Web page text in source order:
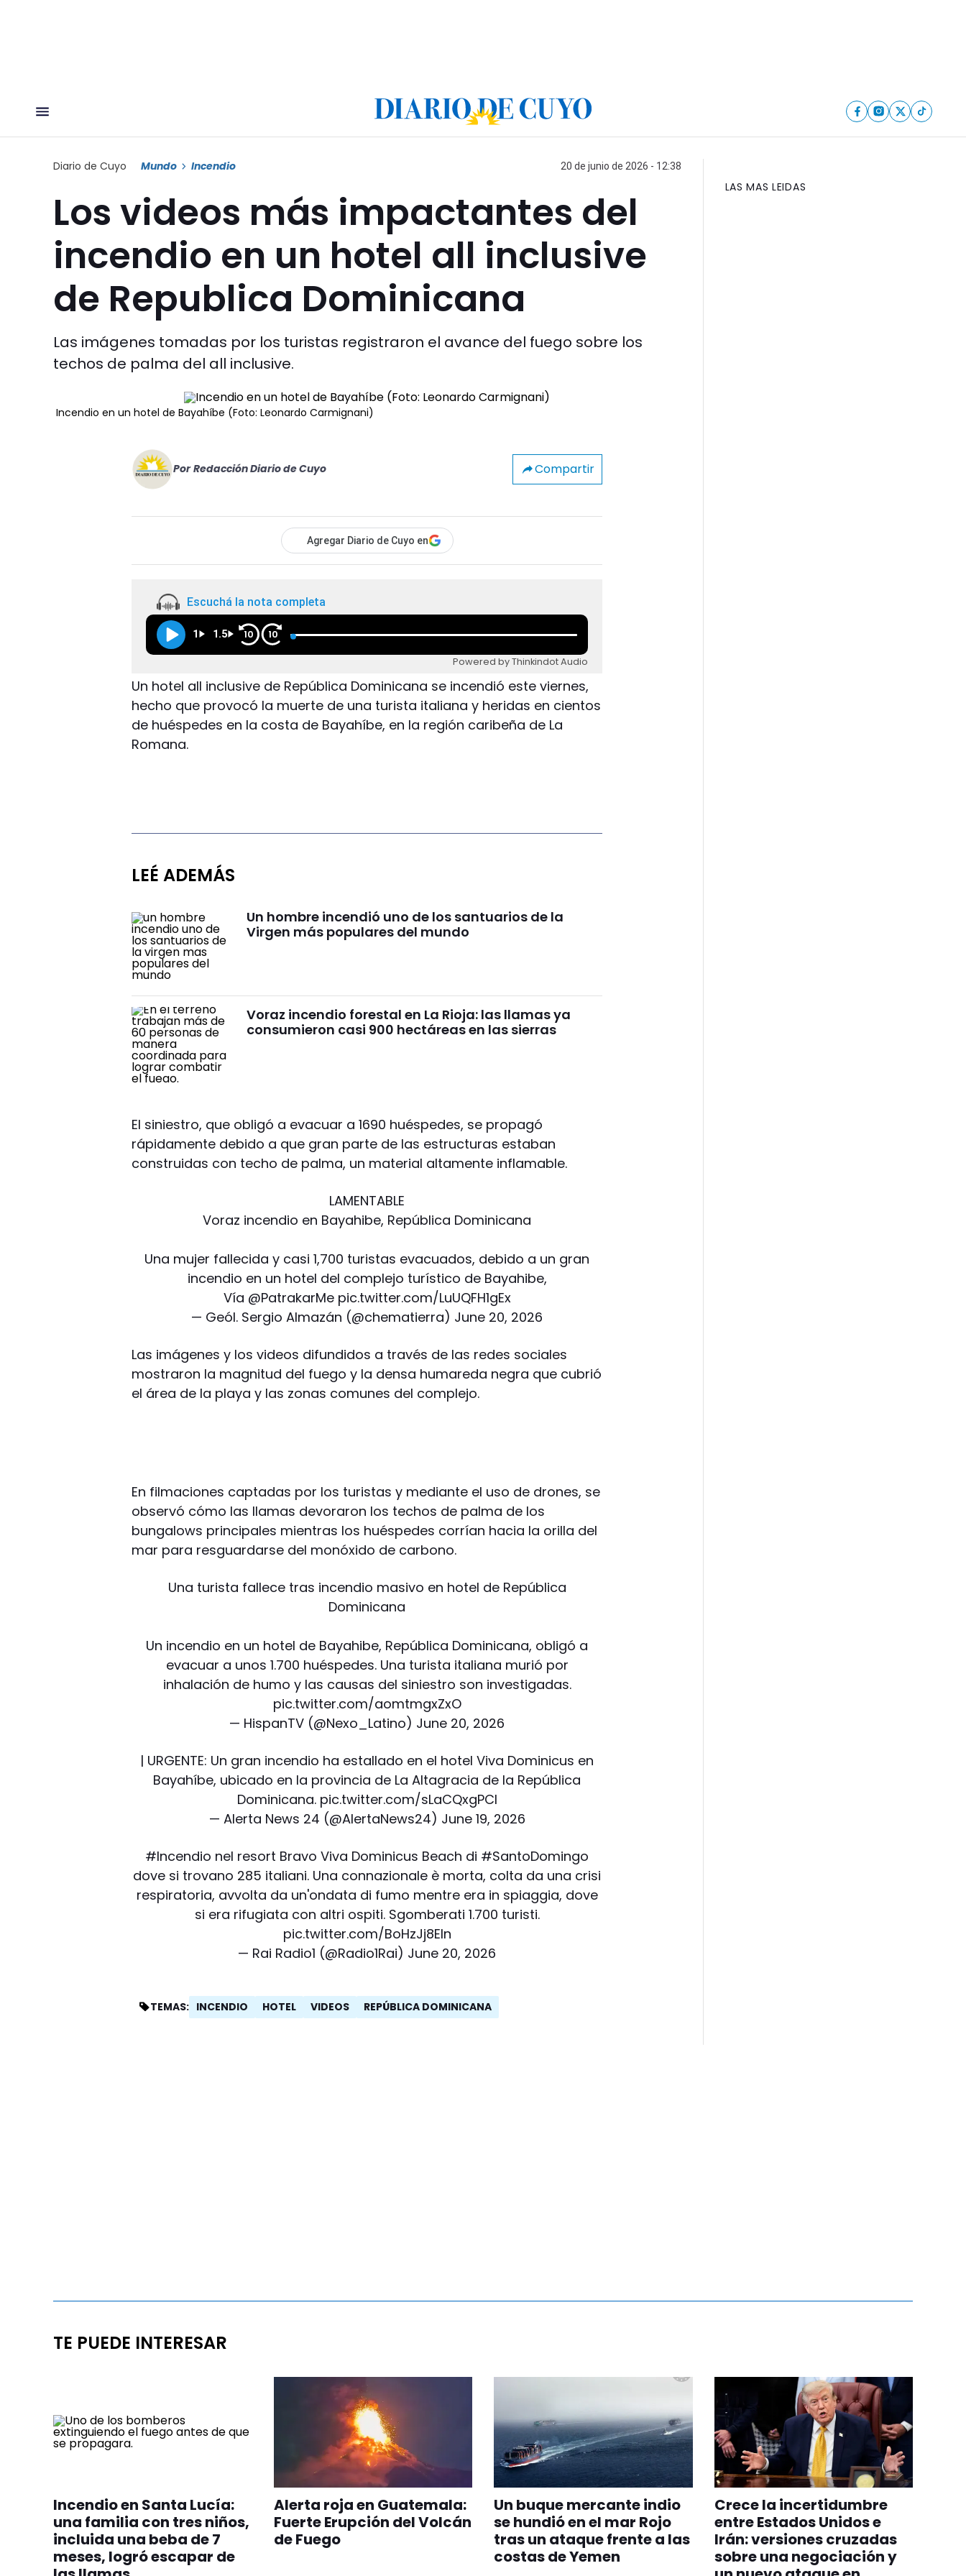
Diario de Cuyo Mundo Incendio 20 de junio de 2026 - 12:38
Los videos más impactantes del
incendio en un hotel all inclusive
de Republica Dominicana
Las imágenes tomadas por los turistas registraron el avance del fuego sobre los
techos de palma del all inclusive.
Incendio en un hotel de Bayahíbe (Foto: Leonardo Carmignani)
Por Redacción Diario de Cuyo Compartir
Agregar Diario de Cuyo en
Escuchá la nota completa
1 1.5 10 10
Powered by Thinkindot Audio
Un hotel all inclusive de República Dominicana se incendió este viernes,
hecho que provocó la muerte de una turista italiana y heridas en cientos
de huéspedes en la costa de Bayahíbe, en la región caribeña de La
Romana.
LEÉ ADEMÁS
Un hombre incendió uno de los santuarios de la
Virgen más populares del mundo
Voraz incendio forestal en La Rioja: las llamas ya
consumieron casi 900 hectáreas en las sierras
El siniestro, que obligó a evacuar a 1690 huéspedes, se propagó
rápidamente debido a que gran parte de las estructuras estaban
construidas con techo de palma, un material altamente inflamable.
LAMENTABLE
Voraz incendio en Bayahibe, República Dominicana
Una mujer fallecida y casi 1,700 turistas evacuados, debido a un gran
incendio en un hotel del complejo turístico de Bayahibe,
Vía @PatrakarMe pic.twitter.com/LuUQFH1gEx
— Geól. Sergio Almazán (@chematierra) June 20, 2026
Las imágenes y los videos difundidos a través de las redes sociales
mostraron la magnitud del fuego y la densa humareda negra que cubrió
el área de la playa y las zonas comunes del complejo.
En filmaciones captadas por los turistas y mediante el uso de drones, se
observó cómo las llamas devoraron los techos de palma de los
bungalows principales mientras los huéspedes corrían hacia la orilla del
mar para resguardarse del monóxido de carbono.
Una turista fallece tras incendio masivo en hotel de República
Dominicana
Un incendio en un hotel de Bayahibe, República Dominicana, obligó a
evacuar a unos 1.700 huéspedes. Una turista italiana murió por
inhalación de humo y las causas del siniestro son investigadas.
pic.twitter.com/aomtmgxZxO
— HispanTV (@Nexo_Latino) June 20, 2026
| URGENTE: Un gran incendio ha estallado en el hotel Viva Dominicus en
Bayahíbe, ubicado en la provincia de La Altagracia de la República
Dominicana. pic.twitter.com/sLaCQxgPCI
— Alerta News 24 (@AlertaNews24) June 19, 2026
#Incendio nel resort Bravo Viva Dominicus Beach di #SantoDomingo
dove si trovano 285 italiani. Una connazionale è morta, colta da una crisi
respiratoria, avvolta da un'ondata di fumo mentre era in spiaggia, dove
si era rifugiata con altri ospiti. Sgomberati 1.700 turisti.
pic.twitter.com/BoHzJj8Eln
— Rai Radio1 (@Radio1Rai) June 20, 2026
TEMAS: INCENDIO HOTEL VIDEOS REPÚBLICA DOMINICANA
LAS MAS LEIDAS
TE PUEDE INTERESAR
Incendio en Santa Lucía:
una familia con tres niños,
incluida una beba de 7
meses, logró escapar de
Alerta roja en Guatemala:
Fuerte Erupción del Volcán
de Fuego
Un buque mercante indio
se hundió en el mar Rojo
tras un ataque frente a las
costas de Yemen
Crece la incertidumbre
entre Estados Unidos e
Irán: versiones cruzadas
sobre una negociación y